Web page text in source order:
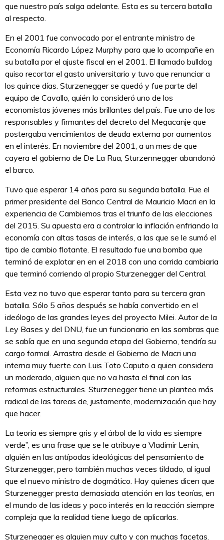
que nuestro país salga adelante. Esta es su tercera batalla
al respecto.
En el 2001 fue convocado por el entrante ministro de
Economía Ricardo López Murphy para que lo acompañe en
su batalla por el ajuste fiscal en el 2001. El llamado bulldog
quiso recortar el gasto universitario y tuvo que renunciar a
los quince días. Sturzenegger se quedó y fue parte del
equipo de Cavallo, quién lo consideró uno de los
economistas jóvenes más brillantes del país. Fue uno de los
responsables y firmantes del decreto del Megacanje que
postergaba vencimientos de deuda externa por aumentos
en el interés. En noviembre del 2001, a un mes de que
cayera el gobierno de De La Rua, Sturzennegger abandonó
el barco.
Tuvo que esperar 14 años para su segunda batalla. Fue el
primer presidente del Banco Central de Mauricio Macri en la
experiencia de Cambiemos tras el triunfo de las elecciones
del 2015. Su apuesta era a controlar la inflación enfriando la
economía con altas tasas de interés, a las que se le sumó el
tipo de cambio flotante. El resultado fue una bomba que
terminó de explotar en en el 2018 con una corrida cambiaria
que terminó corriendo al propio Sturzenegger del Central.
Esta vez no tuvo que esperar tanto para su tercera gran
batalla. Sólo 5 años después se había convertido en el
ideólogo de las grandes leyes del proyecto Milei. Autor de la
Ley Bases y del DNU, fue un funcionario en las sombras que
se sabía que en una segunda etapa del Gobierno, tendría su
cargo formal. Arrastra desde el Gobierno de Macri una
interna muy fuerte con Luis Toto Caputo a quien considera
un moderado, alguien que no va hasta el final con las
reformas estructurales. Sturzenegger tiene un planteo más
radical de las tareas de, justamente, modernización que hay
que hacer.
La teoría es siempre gris y el árbol de la vida es siempre
verde”, es una frase que se le atribuye a Vladimir Lenin,
alguién en las antípodas ideológicas del pensamiento de
Sturzenegger, pero también muchas veces tildado, al igual
que el nuevo ministro de dogmático. Hay quienes dicen que
Sturzenegger presta demasiada atención en las teorías, en
el mundo de las ideas y poco interés en la reacción siempre
compleja que la realidad tiene luego de aplicarlas.
Sturzenegger es alguien muy culto y con muchas facetas.